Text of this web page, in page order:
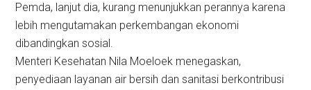
Pemda, lanjut dia, kurang menunjukkan perannya karena
lebih mengutamakan perkembangan ekonomi
dibandingkan sosial.
Menteri Kesehatan Nila Moeloek menegaskan,
penyediaan layanan air bersih dan sanitasi berkontribusi